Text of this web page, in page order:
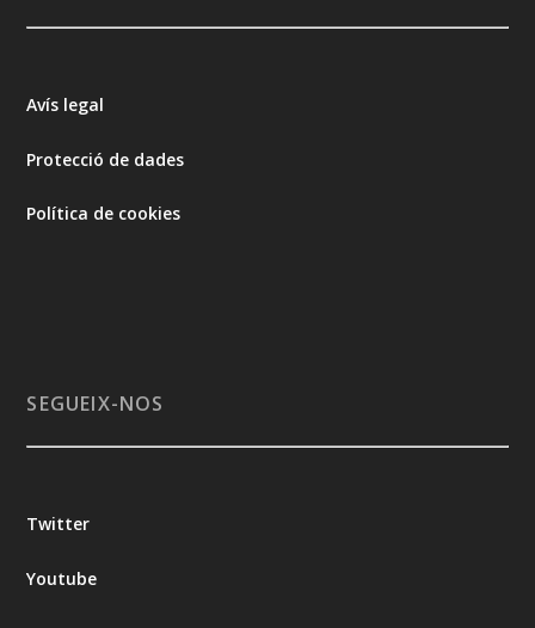
Avís legal
Protecció de dades
Política de cookies
SEGUEIX-NOS
Twitter
Youtube